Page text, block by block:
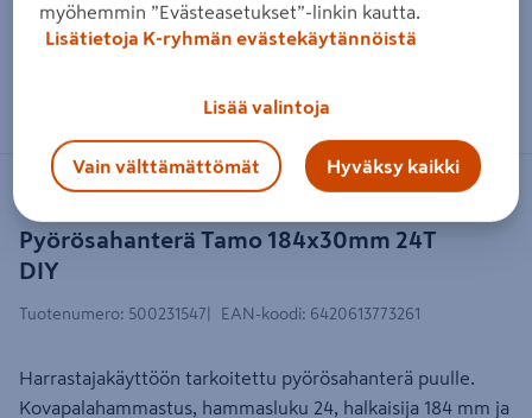
Pyörösahanterä Tamo 184x30mm 24T
DIY
Tuotenumero: 500231547 EAN-koodi: 6420613773261
Harrastajakäyttöön tarkoitettu pyörösahanterä puulle.
Kovapalahammastus, hammasluku 24, halkaisija 184 mm ja
myöhemmin ”Evästeasetukset”-linkin kautta.
Lisätietoja K-ryhmän evästekäytännöistä
Lisää valintoja
Vain välttämättömät Hyväksy kaikki